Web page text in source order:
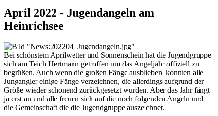
April 2022 - Jugendangeln am
Heinrichsee
Bei schönstem Aprilwetter und Sonnenschein hat die Jugendgruppe
sich am Teich Hertmann getroffen um das Angeljahr offiziell zu
begrüßen. Auch wenn die großen Fänge ausblieben, konnten alle
Jungangler einige Fänge verzeichnen, die allerdings aufgrund der
Größe wieder schonend zurückgesetzt wurden. Aber das Jahr fängt
ja erst an und alle freuen sich auf die noch folgenden Angeln und
die Gemeinschaft die die Jugendgruppe auszeichnet.